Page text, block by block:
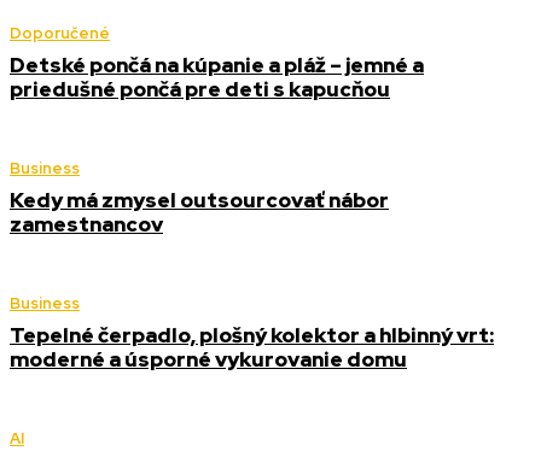
Doporučené
Detské pončá na kúpanie a pláž – jemné a
priedušné pončá pre deti s kapucňou
Business
Kedy má zmysel outsourcovať nábor
zamestnancov
Business
Tepelné čerpadlo, plošný kolektor a hlbinný vrt:
moderné a úsporné vykurovanie domu
AI